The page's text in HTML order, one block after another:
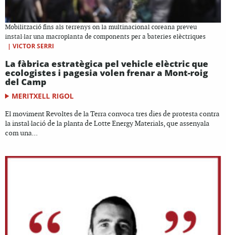
Mobilització fins als terrenys on la multinacional coreana preveu
instal·lar una macroplanta de components per a bateries elèctriques
| VICTOR SERRI
La fàbrica estratègica pel vehicle elèctric que
ecologistes i pagesia volen frenar a Mont-roig
del Camp
MERITXELL RIGOL
El moviment Revoltes de la Terra convoca tres dies de protesta contra
la instal·lació de la planta de Lotte Energy Materials, que assenyala
com una...